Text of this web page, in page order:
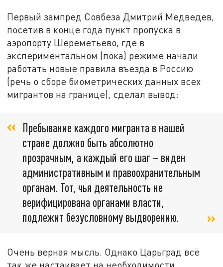
Первый зампред Совбеза Дмитрий Медведев,
посетив в конце года пункт пропуска в
аэропорту Шереметьево, где в
экспериментальном (пока) режиме начали
работать новые правила въезда в Россию
(речь о сборе биометрических данных всех
мигрантов на границе), сделал вывод:
Пребывание каждого мигранта в нашей
стране должно быть абсолютно
прозрачным, а каждый его шаг – виден
административным и правоохранительным
органам. Тот, чья деятельность не
верифицирована органами власти,
подлежит безусловному выдворению.
Очень верная мысль. Однако Царьград всё